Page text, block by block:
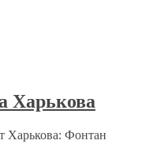
Харькова
Харькова: Фонтан